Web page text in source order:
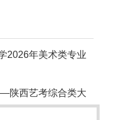
2026年美术类专业
陕西艺考综合类大